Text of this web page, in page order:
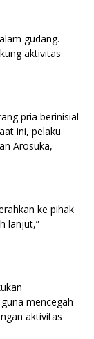
gudang.
aktivitas
pria berinisial
ini, pelaku
Arosuka,
ke pihak
lanjut,”
mencegah
aktivitas